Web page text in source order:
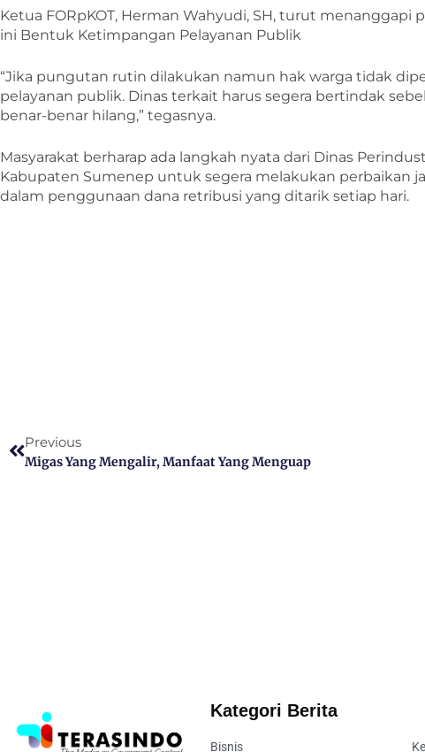
Ketua FORpKOT, Herman Wahyudi, SH, turut menanggapi
ini Bentuk Ketimpangan Pelayanan Publik
“Jika pungutan rutin dilakukan namun hak warga tidak
pelayanan publik. Dinas terkait harus segera bertindak
benar-benar hilang,” tegasnya.
Masyarakat berharap ada langkah nyata dari Dinas
Kabupaten Sumenep untuk segera melakukan perbaikan
dalam penggunaan dana retribusi yang ditarik setiap hari.
Previous
Migas Yang Mengalir, Manfaat Yang Menguap
Kategori Berita
Bisnis